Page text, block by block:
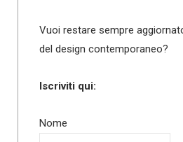
Vuoi restare sempre
del design contemporaneo?
Iscriviti qui:
Nome